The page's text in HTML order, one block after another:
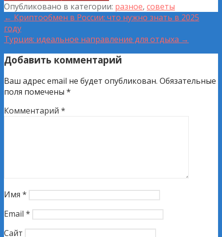
Опубликовано в категории: разное, советы
Навигация
по
записям
← Криптообмен в России: что нужно знать в 2025
году
Турция: идеальное направление для отдыха →
Добавить комментарий
Ваш адрес email не будет опубликован. Обязательные
поля помечены *
Комментарий *
Имя *
Email *
Сайт